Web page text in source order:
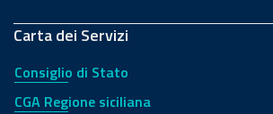
Carta dei Servizi
Consiglio di Stato
CGA Regione siciliana